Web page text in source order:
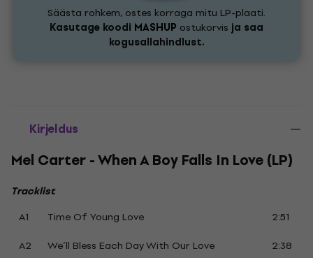
Säästa rohkem, ostes korraga mitu LP-plaati.
Kasutage koodi MASHUP ostukorvis ja saa
kogusallahindlust.
Kirjeldus
Mel Carter - When A Boy Falls In Love (LP)
Tracklist
A1
Time Of Young Love
2:51
A2
We’ll Bless Each Day With Our Love
2:38